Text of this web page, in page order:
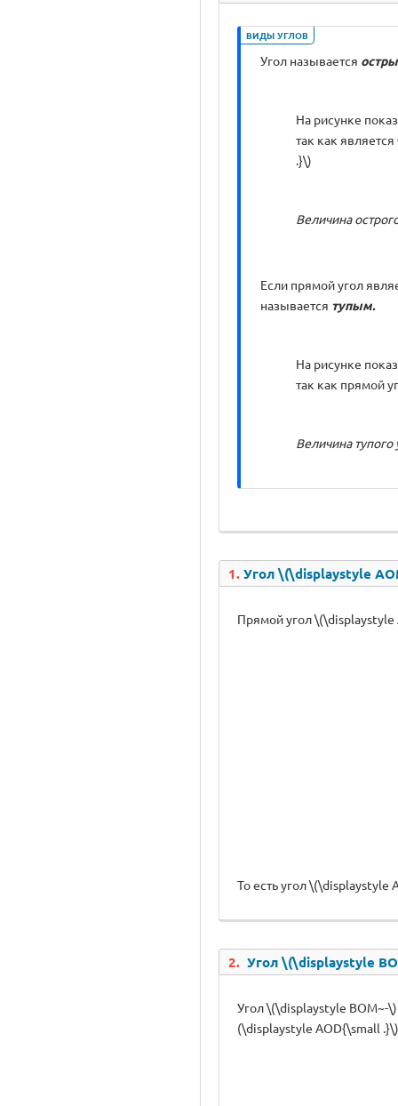
ВИДЫ УГЛОВ
Угол называется
На рисунке
так как
.}\)
Величина
Если прямой угол
называется тупым.
На рисунке
так как прямой
Величина
1. Угол \(\displaystyle
Прямой угол \(\displaystyle
То есть угол \(\displaystyle
2. Угол \(\displaystyle
Угол \(\displaystyle BOM~-
(\displaystyle AOD{\small